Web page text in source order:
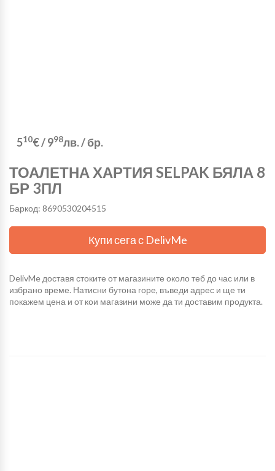
510€/998лв./ бр.
ТОАЛЕТНА ХАРТИЯ SELPAK БЯЛА 8
БР 3ПЛ
Баркод: 8690530204515
Купи сега с DelivMe
DelivMe доставя стоките от магазините около теб до час или в
избрано време. Натисни бутона горе, въведи адрес и ще ти
покажем цена и от кои магазини може да ти доставим продукта.